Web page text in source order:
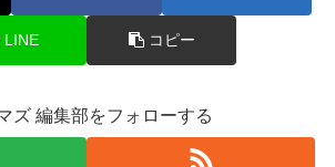
LINE コピー
ズ 編集部をフォローする